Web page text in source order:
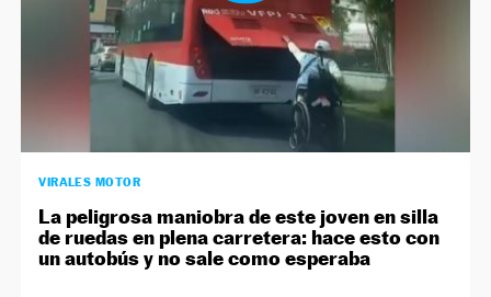
VIRALES MOTOR
La peligrosa maniobra de este joven en silla
de ruedas en plena carretera: hace esto con
un autobús y no sale como esperaba